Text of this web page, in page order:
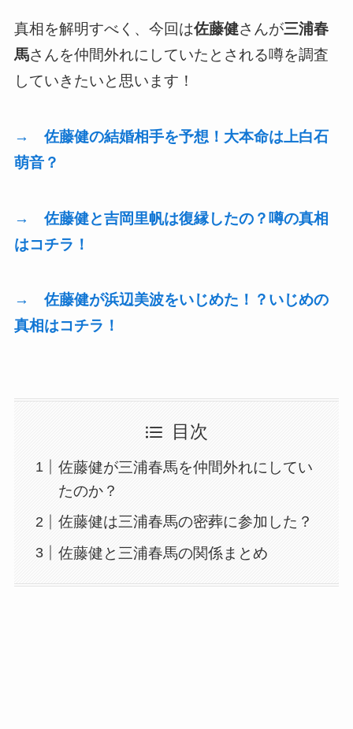
真相を解明すべく、今回は佐藤健さんが三浦春
馬さんを仲間外れにしていたとされる噂を調査
していきたいと思います！
→ 佐藤健の結婚相手を予想！大本命は上白石
萌音？
→ 佐藤健と吉岡里帆は復縁したの？噂の真相
はコチラ！
→ 佐藤健が浜辺美波をいじめた！？いじめの
真相はコチラ！
目次
佐藤健が三浦春馬を仲間外れにしてい
たのか？
佐藤健は三浦春馬の密葬に参加した？
佐藤健と三浦春馬の関係まとめ